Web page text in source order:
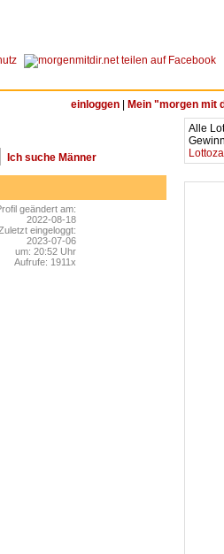
einloggen Mein "morgen mit
Ich suche Männer
geändert am:
2022-08-18
eingeloggt:
2023-07-06
um: 20:52 Uhr
Aufrufe: 1911x
Alle